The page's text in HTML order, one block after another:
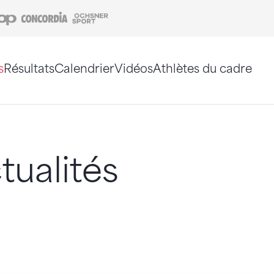
Coop Concordia
RésultatsCalendrierVidéosAthlètes du cadre